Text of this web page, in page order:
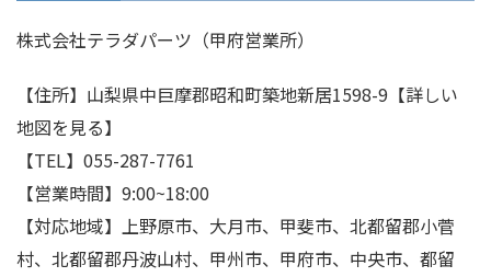
株式会社テラダパーツ（甲府営業所）
【住所】山梨県中巨摩郡昭和町築地新居1598-9【詳しい
地図を見る】
【TEL】055-287-7761
【営業時間】9:00~18:00
【対応地域】上野原市、大月市、甲斐市、北都留郡小菅
村、北都留郡丹波山村、甲州市、甲府市、中央市、都留